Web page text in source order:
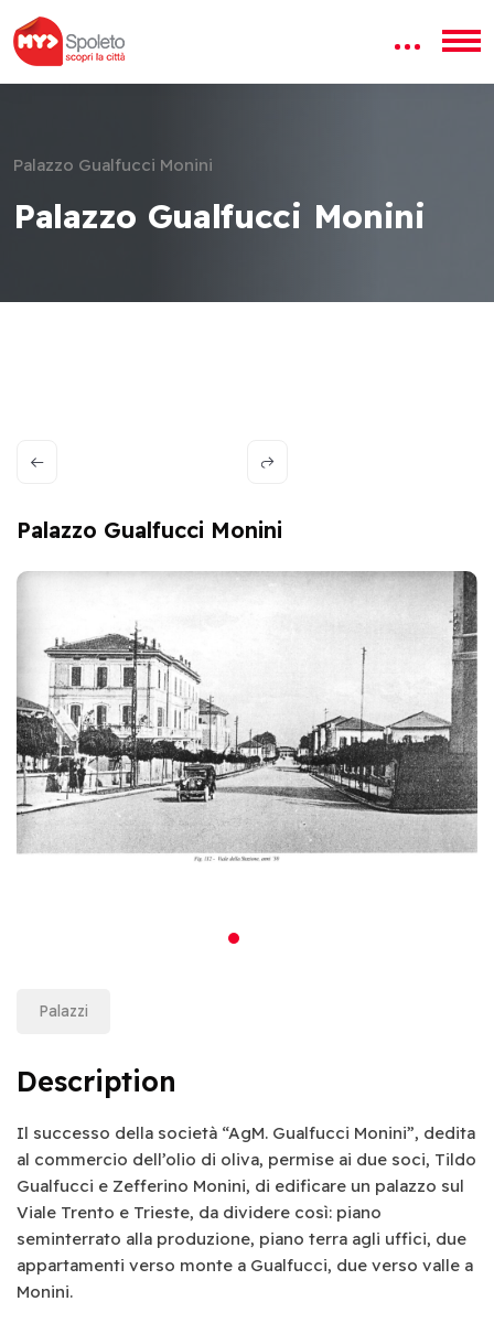
Palazzo Gualfucci Monini
Palazzo Gualfucci Monini
Palazzo Gualfucci Monini
Palazzi
Description
Il successo della società “AgM. Gualfucci Monini”, dedita
al commercio dell’olio di oliva, permise ai due soci, Tildo
Gualfucci e Zefferino Monini, di edificare un palazzo sul
Viale Trento e Trieste, da dividere così: piano
seminterrato alla produzione, piano terra agli uffici, due
appartamenti verso monte a Gualfucci, due verso valle a
Monini.